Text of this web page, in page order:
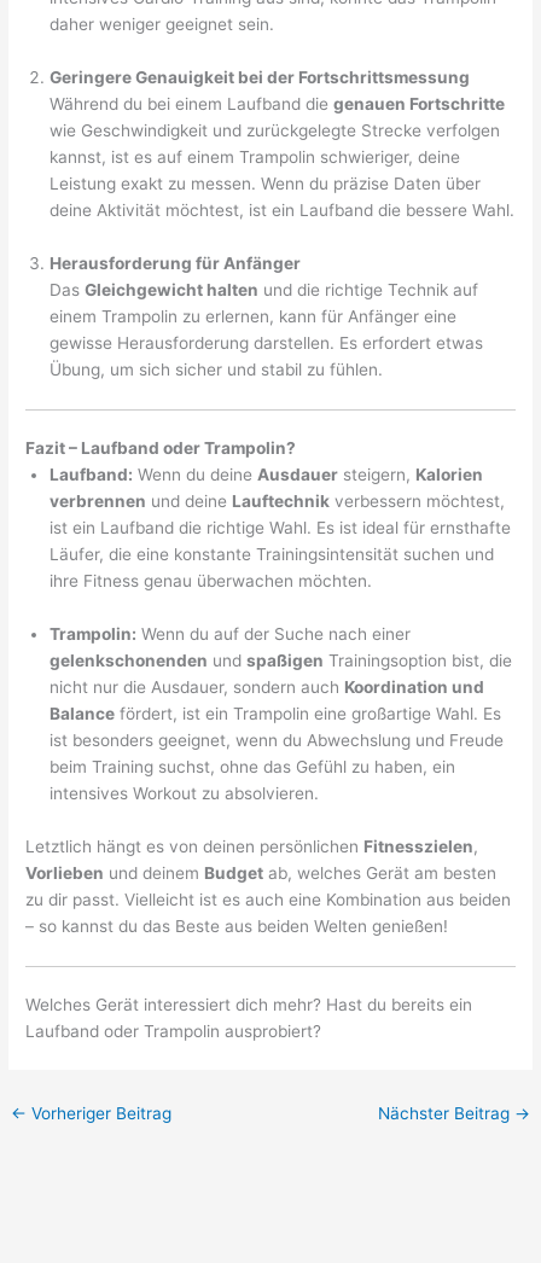
daher weniger geeignet sein.
Geringere Genauigkeit bei der Fortschrittsmessung
Während du bei einem Laufband diegenauen Fortschritte
wie Geschwindigkeit und zurückgelegte Strecke verfolgen
kannst, ist es auf einem Trampolin schwieriger, deine
Leistung exakt zu messen. Wenn du präzise Daten über
deine Aktivität möchtest, ist ein Laufband die bessere Wahl.
Herausforderung für Anfänger
DasGleichgewicht halten und die richtige Technik auf
einem Trampolin zu erlernen, kann für Anfänger eine
gewisse Herausforderung darstellen. Es erfordert etwas
Übung, um sich sicher und stabil zu fühlen.
Fazit – Laufband oder Trampolin?
Laufband: Wenn du deine Ausdauer steigern, Kalorien
verbrennen und deine Lauftechnik verbessern möchtest,
ist ein Laufband die richtige Wahl. Es ist ideal für ernsthafte
Läufer, die eine konstante Trainingsintensität suchen und
ihre Fitness genau überwachen möchten.
Trampolin: Wenn du auf der Suche nach einer
gelenkschonenden undspaßigen Trainingsoption bist, die
nicht nur die Ausdauer, sondern auch Koordination und
Balance fördert, ist ein Trampolin eine großartige Wahl. Es
ist besonders geeignet, wenn du Abwechslung und Freude
beim Training suchst, ohne das Gefühl zu haben, ein
intensives Workout zu absolvieren.
Letztlich hängt es von deinen persönlichen Fitnesszielen,
Vorlieben und deinem Budget ab, welches Gerät am besten
zu dir passt. Vielleicht ist es auch eine Kombination aus beiden
– so kannst du das Beste aus beiden Welten genießen!
Welches Gerät interessiert dich mehr? Hast du bereits ein
Laufband oder Trampolin ausprobiert?
← Vorheriger Beitrag Nächster Beitrag →